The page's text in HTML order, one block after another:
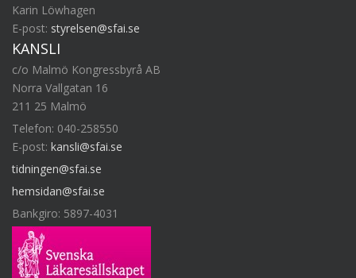
Karin Löwhagen
E-post: styrelsen@sfai.se
KANSLI
c/o Malmö Kongressbyrå AB
Norra Vallgatan 16
211 25 Malmö
Telefon: 040-258550
E-post: kansli@sfai.se
tidningen@sfai.se
hemsidan@sfai.se
Bankgiro: 5897-4031